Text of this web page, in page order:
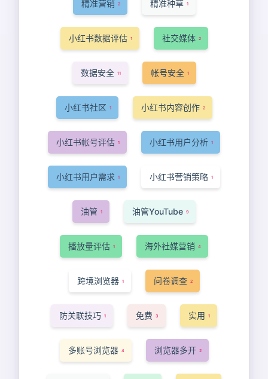
精准营销 2 精准种草 1
小红书数据评估 1 社交媒体 2
数据安全 11 帐号安全 1
小红书社区 1 小红书内容创作 2
小红书帐号评估 1 小红书用户分析 1
小红书用户需求 1 小红书营销策略 1
油管 1 油管YouTube 9
播放量评估 1 海外社媒营销 4
跨境浏览器 1 问卷调查 2
防关联技巧 1 免费 3 实用 1
多账号浏览器 4 浏览器多开 2